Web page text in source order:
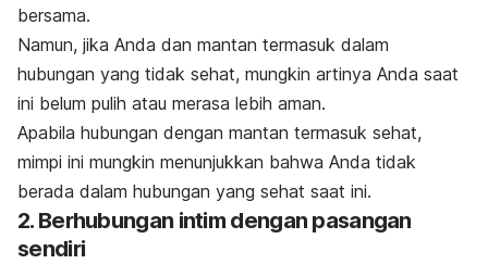
bersama.
Namun, jika Anda dan mantan termasuk dalam
hubungan yang tidak sehat, mungkin artinya Anda saat
ini belum pulih atau merasa lebih aman.
Apabila hubungan dengan mantan termasuk sehat,
mimpi ini mungkin menunjukkan bahwa Anda tidak
berada dalam hubungan yang sehat saat ini.
2. Berhubungan intim dengan pasangan
sendiri